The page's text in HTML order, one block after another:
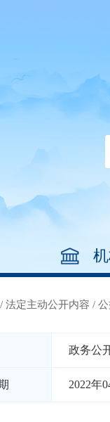
/ 法定主动公开内容 /
政务公
2022年